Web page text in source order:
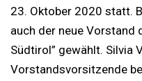
23. Oktober 2020 statt.
auch der neue Vorstand
Südtirol” gewählt. Silvia
Vorstandsvorsitzende